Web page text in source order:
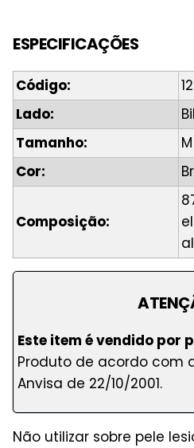
ESPECIFICAÇÕES
Código:
Lado:
Tamanho:
M
Cor:
Composição:
Este item é vendido por
Produto de acordo com a
Anvisa de 22/10/2001.
Não utilizar sobre pele